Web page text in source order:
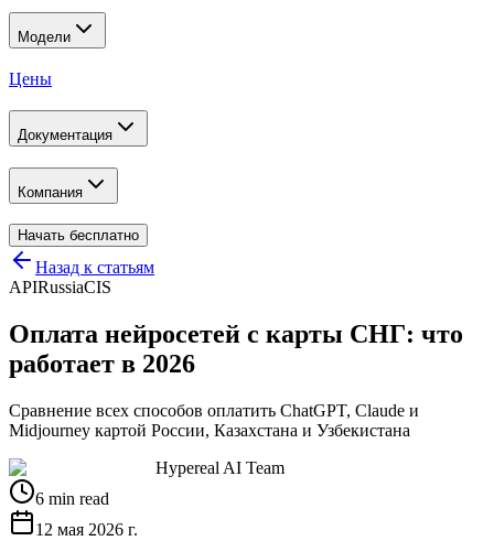
Модели
Цены
Документация
Компания
Начать бесплатно
Назад к статьям
APIRussiaCIS
Оплата нейросетей с карты СНГ: что
работает в 2026
Сравнение всех способов оплатить ChatGPT, Claude и
Midjourney картой России, Казахстана и Узбекистана
Hypereal AI Team
6 min read
12 мая 2026 г.